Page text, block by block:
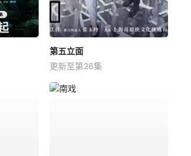
第五立面
更新至第26集